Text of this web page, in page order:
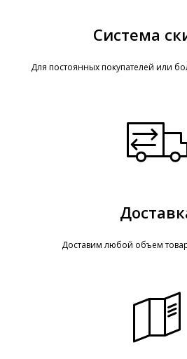
Система
Для постоянных покупателей или
Доставим любой объем